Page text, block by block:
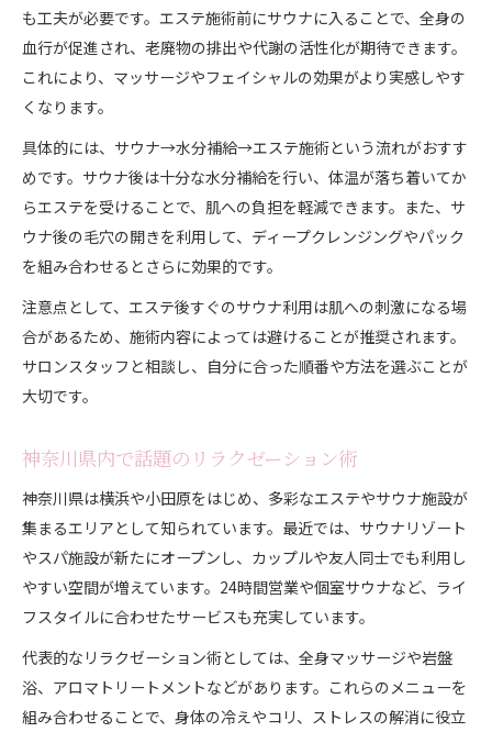
も工夫が必要です。エステ施術前にサウナに入ることで、全身の
血行が促進され、老廃物の排出や代謝の活性化が期待できます。
これにより、マッサージやフェイシャルの効果がより実感しやす
くなります。
具体的には、サウナ→水分補給→エステ施術という流れがおすす
めです。サウナ後は十分な水分補給を行い、体温が落ち着いてか
らエステを受けることで、肌への負担を軽減できます。また、サ
ウナ後の毛穴の開きを利用して、ディープクレンジングやパック
を組み合わせるとさらに効果的です。
注意点として、エステ後すぐのサウナ利用は肌への刺激になる場
合があるため、施術内容によっては避けることが推奨されます。
サロンスタッフと相談し、自分に合った順番や方法を選ぶことが
大切です。
神奈川県内で話題のリラクゼーション術
神奈川県は横浜や小田原をはじめ、多彩なエステやサウナ施設が
集まるエリアとして知られています。最近では、サウナリゾート
やスパ施設が新たにオープンし、カップルや友人同士でも利用し
やすい空間が増えています。24時間営業や個室サウナなど、ライ
フスタイルに合わせたサービスも充実しています。
代表的なリラクゼーション術としては、全身マッサージや岩盤
浴、アロマトリートメントなどがあります。これらのメニューを
組み合わせることで、身体の冷えやコリ、ストレスの解消に役立